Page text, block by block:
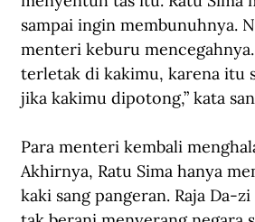
sampai ingin membunuhnya.
menteri keburu mencegahnya.
terletak di kakimu, karena itu
jika kakimu dipotong,” kata
Para menteri kembali
Akhirnya, Ratu Sima hanya
kaki sang pangeran. Raja Da-